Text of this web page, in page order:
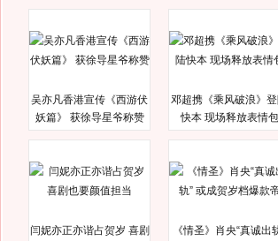
吴亦凡香港宣传《西游伏
妖篇》 获徐导星爷称赞
邓超携《乘风破浪》
快本 现场释放表情包
闫妮亦正亦谐占贺岁 喜剧
《情圣》肖央“真诚出